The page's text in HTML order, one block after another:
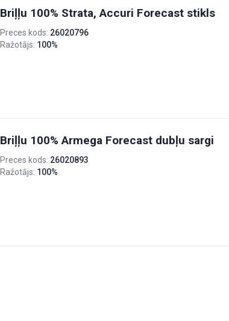
Briļļu 100% Strata, Accuri Forecast stikls
Preces kods: 26020796
Ražotājs: 100%
Briļļu 100% Armega Forecast dubļu sargi
Preces kods: 26020893
Ražotājs: 100%